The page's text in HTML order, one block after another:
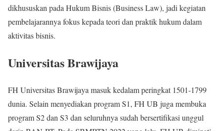
dikhususkan pada Hukum Bisnis (Business Law), jadi kegiatan
pembelajarannya fokus kepada teori dan praktik hukum dalam
aktivitas bisnis.
Universitas Brawijaya
FH Universitas Brawijaya masuk kedalam peringkat 1501-1799
dunia. Selain menyediakan program S1, FH UB juga membuka
program S2 dan S3 dan seluruhnya sudah bersertifikasi unggul